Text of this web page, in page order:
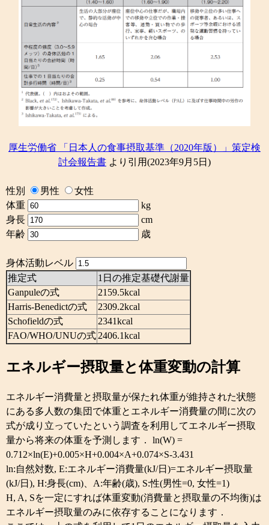
厚生労働省 「日本人の食事摂取基準（2020年版）」策定検
討会報告書 より引用(2023年9月5日)
性別 男性
女性
体重
kg
身長
cm
年齢
歳
身体活動レベル
推定式
1日の推定基礎代謝量
Ganpuleの式
2159.5kcal
Harris-Benedictの式
2309.2kcal
Schofieldの式
2341kcal
FAO/WHO/UNUの式 2406.1kcal
エネルギー摂取量と体重変動の計算
エネルギー消費量と摂取量が保たれ体重が維持された状態
にある多人数の集団で体重とエネルギー消費量の間に次の
式が成り立っていたという調査を利用してエネルギー摂取
量から将来の体重を予測します． ln(W) =
0.712×ln(E)+0.005×H+0.004×A+0.074×S-3.431
ln:自然対数, E:エネルギー消費量(kJ/日)=エネルギー摂取量
(kJ/日), H:身長(cm)、A:年齢(歳), S:性(男性=0, 女性=1)
H, A, Sを一定にすれば体重変動(消費量と摂取量の不均衡)は
エネルギー摂取量のみに依存することになります．